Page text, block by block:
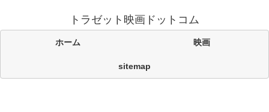
トラゼット映画ドットコム
ホーム 映画
sitemap